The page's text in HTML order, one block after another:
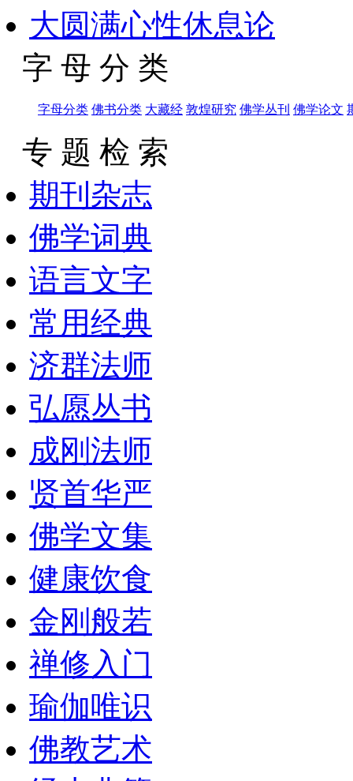
大圆满心性休息论
字 母 分 类
字母分类 佛书分类 大藏经 敦煌研究 佛学丛刊 佛学论文
专 题 检 索
期刊杂志
佛学词典
语言文字
常用经典
济群法师
弘愿丛书
成刚法师
贤首华严
佛学文集
健康饮食
金刚般若
禅修入门
瑜伽唯识
佛教艺术